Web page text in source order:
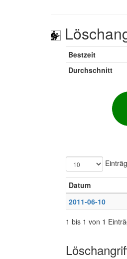
Bestzeit
Durchschnitt
Datum
2011-06-10
1 bis 1 von 1